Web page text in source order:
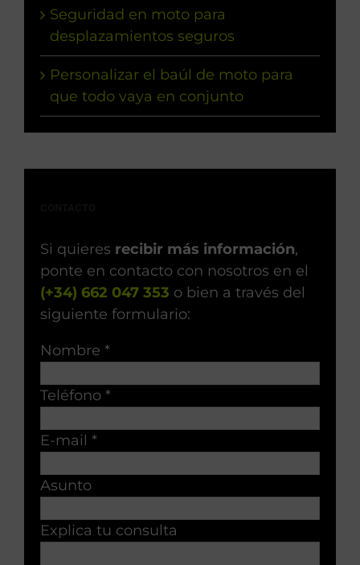
Seguridad en moto para
desplazamientos seguros
Personalizar el baúl de moto para
que todo vaya en conjunto
Si quieres recibir más información,
ponte en contacto con nosotros en el
(+34) 662 047 353 o bien a través del
siguiente formulario:
Nombre *
Teléfono *
E-mail *
Asunto
Explica tu consulta